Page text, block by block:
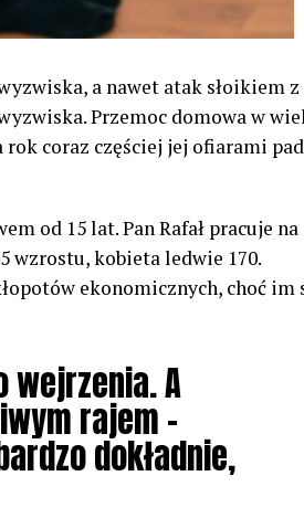
a nawet atak słoikiem z
Przemoc domowa w
coraz częściej jej ofiarami
od 15 lat. Pan Rafał pracuje na
wzrostu, kobieta ledwie 170.
ekonomicznych, choć im
wejrzenia. A
rajem –
dokładnie,